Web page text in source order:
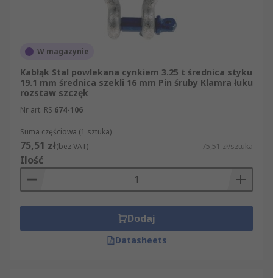
W magazynie
Kabłąk Stal powlekana cynkiem 3.25 t średnica styku
19.1 mm średnica szekli 16 mm Pin śruby Klamra łuku
rozstaw szczęk
Nr art. RS 674-106
Suma częściowa (1 sztuka)
75,51 zł(bez VAT) 75,51 zł/sztuka
Ilość
Dodaj
Datasheets